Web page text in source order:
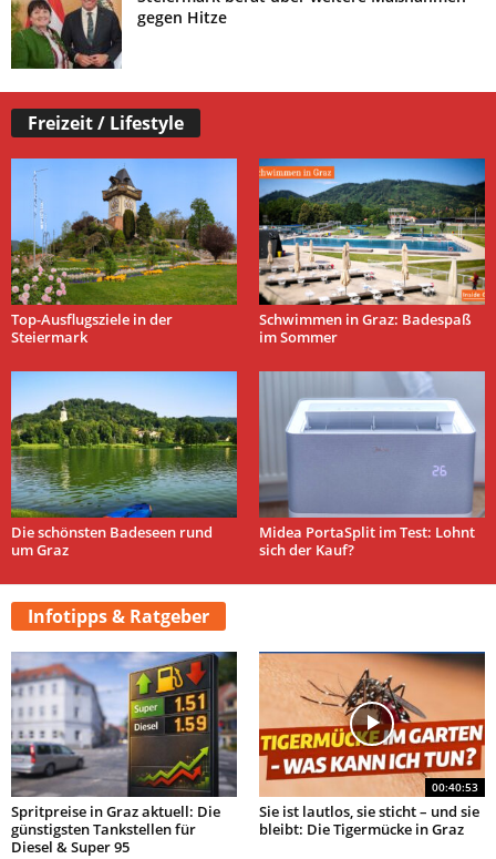
gegen Hitze
Freizeit / Lifestyle
Top-Ausflugsziele in der
Steiermark
Schwimmen in Graz: Badespaß
im Sommer
Die schönsten Badeseen rund
um Graz
Midea PortaSplit im Test: Lohnt
sich der Kauf?
Infotipps & Ratgeber
Spritpreise in Graz aktuell: Die
günstigsten Tankstellen für
Diesel & Super 95
00:40:53
Sie ist lautlos, sie sticht – und sie
bleibt: Die Tigermücke in Graz